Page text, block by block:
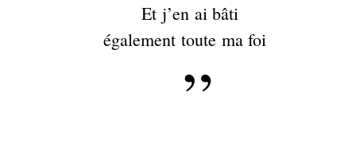
Et j’en ai bâti
également toute ma foi